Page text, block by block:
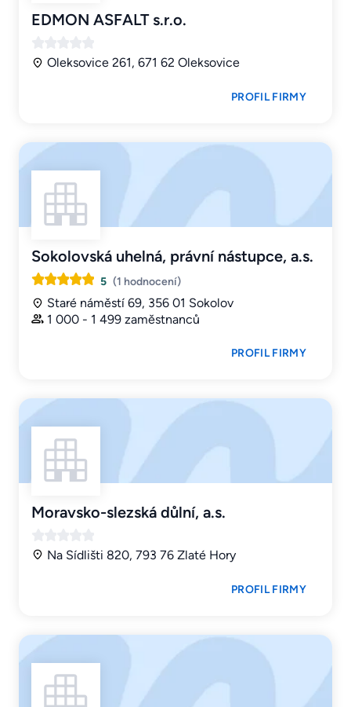
EDMON ASFALT s.r.o.
Oleksovice 261, 671 62 Oleksovice
PROFIL FIRMY
Sokolovská uhelná, právní nástupce, a.s.
5 (1 hodnocení)
Staré náměstí 69, 356 01 Sokolov
1 000 - 1 499 zaměstnanců
PROFIL FIRMY
Moravsko-slezská důlní, a.s.
Na Sídlišti 820, 793 76 Zlaté Hory
PROFIL FIRMY